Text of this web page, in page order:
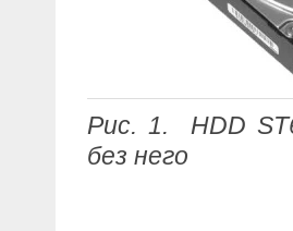
Рис. 1. HDD
без него